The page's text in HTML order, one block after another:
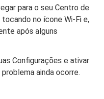
para o seu Centro de
no ícone Wi-Fi e,
após alguns
Configurações e ativar
ainda ocorre.